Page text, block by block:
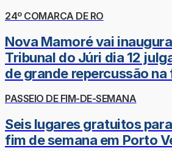
24º COMARCA DE RO
Nova Mamoré vai
Tribunal do Júri dia 12
de grande repercussão
PASSEIO DE FIM-DE-SEMANA
Seis lugares gratuitos
fim de semana em Porto